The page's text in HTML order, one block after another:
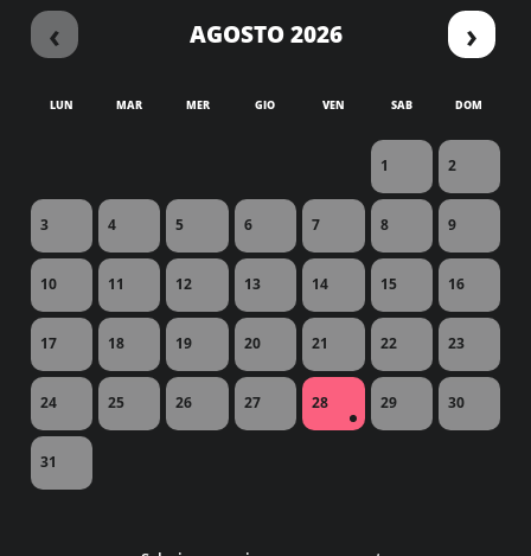
‹ AGOSTO 2026 ›
LUN MAR MER GIO VEN SAB DOM
1 2
3 4 5 6 7 8 9
10 11 12 13 14 15 16
17 18 19 20 21 22 23
24 25 26 27 28 29 30
31